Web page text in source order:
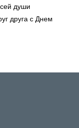
души
друга с Днем